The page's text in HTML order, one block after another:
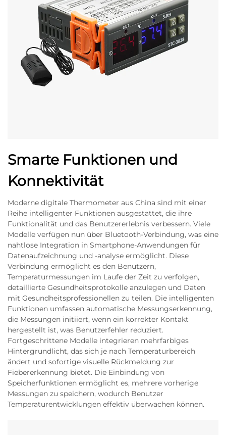
Smarte Funktionen und
Konnektivität
Moderne digitale Thermometer aus China sind mit einer
Reihe intelligenter Funktionen ausgestattet, die ihre
Funktionalität und das Benutzererlebnis verbessern. Viele
Modelle verfügen nun über Bluetooth-Verbindung, was eine
nahtlose Integration in Smartphone-Anwendungen für
Datenaufzeichnung und -analyse ermöglicht. Diese
Verbindung ermöglicht es den Benutzern,
Temperaturmessungen im Laufe der Zeit zu verfolgen,
detaillierte Gesundheitsprotokolle anzulegen und Daten
mit Gesundheitsprofessionellen zu teilen. Die intelligenten
Funktionen umfassen automatische Messungserkennung,
die Messungen initiiert, wenn ein korrekter Kontakt
hergestellt ist, was Benutzerfehler reduziert.
Fortgeschrittene Modelle integrieren mehrfarbiges
Hintergrundlicht, das sich je nach Temperaturbereich
ändert und sofortige visuelle Rückmeldung zur
Fiebererkennung bietet. Die Einbindung von
Speicherfunktionen ermöglicht es, mehrere vorherige
Messungen zu speichern, wodurch Benutzer
Temperaturentwicklungen effektiv überwachen können.